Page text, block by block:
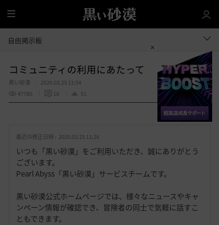
全
体
自由掲示板
コミュニティの利用にあたって
黒い砂漠
2020.03.25 11:04
47780
18 51
お
入
共有する
最近の修正日時 : 2020.03.25 11:26
いつも「黒い砂漠」をご利用いただき、誠にありがとう
ございます。
Pearl Abyss「黒い砂漠」サービスチームです。
黒い砂漠公式ホームページでは、様々なニュースやキャ
ンペーン情報が確認でき、冒険者の同士で気軽に話すこ
ともできます。